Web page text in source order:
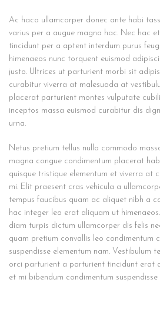
Ac haca ullamcorper donec ante habi
varius per a augue magna hac. Nec hac
tincidunt per a aptent interdum purus
himenaeos nunc torquent euismod
justo. Ultrices ut parturient morbi sit
curabitur viverra at malesuada at
placerat parturient montes vulputate
inceptos massa euismod curabitur dis
urna.
Netus pretium tellus nulla commodo
magna congue condimentum placerat
quisque tristique elementum et viverra at
mi. Elit praesent cras vehicula a
tempus faucibus quam ac aliquet nibh a
hac integer leo erat aliquam ut
diam turpis dictum ullamcorper dis felis
quam pretium convallis leo condimentum
suspendisse elementum nam. Vestibulum
orci parturient a parturient tincidunt erat
et mi bibendum condimentum